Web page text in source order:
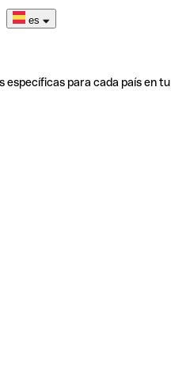
es
específicas para cada país en tu